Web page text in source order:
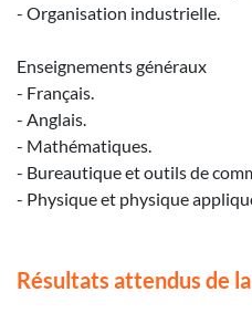
- Organisation industrielle.
Enseignements généraux
- Français.
- Anglais.
- Mathématiques.
- Bureautique et outils de
- Physique et physique
Résultats attendus de